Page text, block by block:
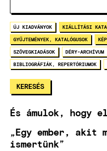
ÚJ KIADVÁNYOK KIÁLLÍTÁSI
GYŰJTEMÉNYEK, KATALÓGUSOK
SZÖVEGKIADÁSOK DÉRY-ARCHÍVUM
BIBLIOGRÁFIÁK, REPERTÓRIUMOK
És ámulok, hogy
„Egy ember, akit
ismertünk”